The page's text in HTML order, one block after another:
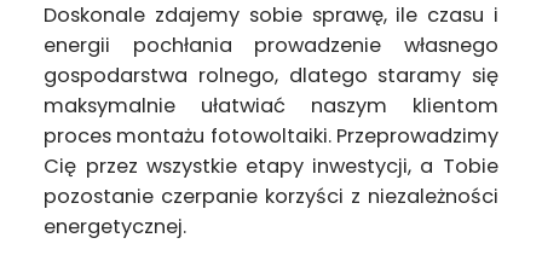
Doskonale zdajemy sobie sprawę, ile czasu i
energii pochłania prowadzenie własnego
gospodarstwa rolnego, dlatego staramy się
maksymalnie ułatwiać naszym klientom
proces montażu fotowoltaiki. Przeprowadzimy
Cię przez wszystkie etapy inwestycji, a Tobie
pozostanie czerpanie korzyści z niezależności
energetycznej.